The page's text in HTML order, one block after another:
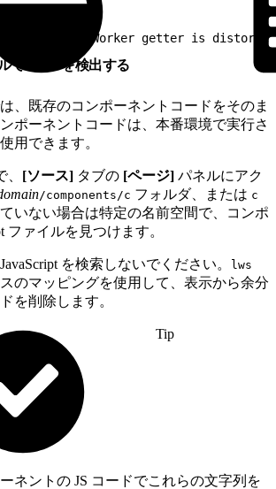
getter is
で LWS を検出する
、既存のコンポーネントコードをそのま
ポーネントコードは、本番環境で実行さ
用できます。
[ソース] タブの [ページ] パネルにアク
/components/c フォルダ、または c
いない場合は特定の名前空間で、コンポ
ファイルを見つけます。
を検索しないでください。 lws
のマッピングを使用して、表示から余分
を削除します。
Tip
ネントの JS コードでこれらの文字列を